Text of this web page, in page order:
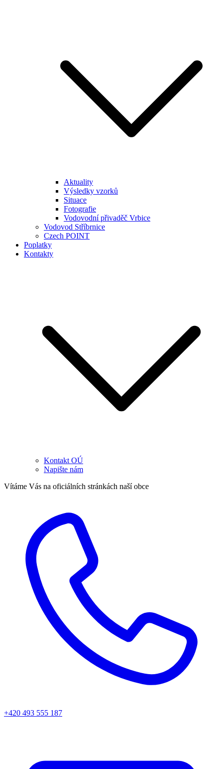
Aktuality
Výsledky vzorků
Situace
Fotografie
Vodovodní přivaděč Vrbice
Vodovod Stříbrnice
Czech POINT
Poplatky
Kontakty
Kontakt OÚ
Napište nám
Vítáme Vás na oficiálních stránkách naší obce
+420 493 555 187